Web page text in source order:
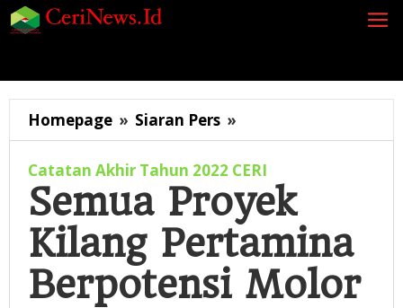
Lewati
ke
Homepage » Siaran Pers »
Proyek
Kilang
Pertamina
Berpotensi
Molor</strong>
Catatan Akhir Tahun 2022 CERI
Semua Proyek
Kilang Pertamina
Berpotensi Molor